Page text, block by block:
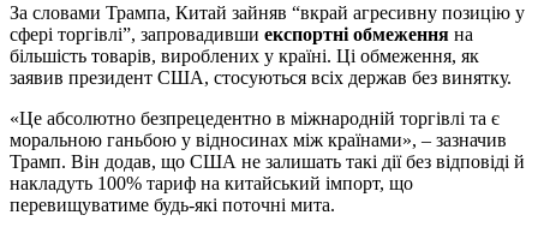
За словами Трампа, Китай зайняв “вкрай агресивну позицію у
сфері торгівлі”, запровадивши експортні обмеження на
більшість товарів, вироблених у країні. Ці обмеження, як
заявив президент США, стосуються всіх держав без винятку.
«Це абсолютно безпрецедентно в міжнародній торгівлі та є
моральною ганьбою у відносинах між країнами», – зазначив
Трамп. Він додав, що США не залишать такі дії без відповіді й
накладуть 100% тариф на китайський імпорт, що
перевищуватиме будь-які поточні мита.